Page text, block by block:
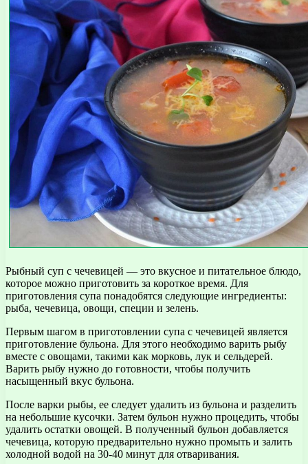
Рыбный суп с чечевицей — это вкусное и питательное блюдо,
которое можно приготовить за короткое время. Для
приготовления супа понадобятся следующие ингредиенты:
рыба, чечевица, овощи, специи и зелень.
Первым шагом в приготовлении супа с чечевицей является
приготовление бульона. Для этого необходимо варить рыбу
вместе с овощами, такими как морковь, лук и сельдерей.
Варить рыбу нужно до готовности, чтобы получить
насыщенный вкус бульона.
После варки рыбы, ее следует удалить из бульона и разделить
на небольшие кусочки. Затем бульон нужно процедить, чтобы
удалить остатки овощей. В полученный бульон добавляется
чечевица, которую предварительно нужно промыть и залить
холодной водой на 30-40 минут для отваривания.